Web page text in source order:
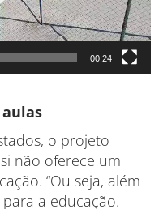
00:24
o projeto
não oferece um
“Ou seja, além
a educação.